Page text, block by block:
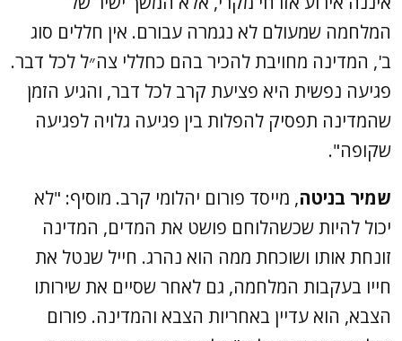
המלחמה שמעולם לא נגמרה עבורם. אין חללים סוג
ב', המדינה מחויבת להכיר בהם כחללי צה״ל לכל דבר.
פגיעה נפשית היא פציעת קרב לכל דבר, והגיע הזמן
שהמדינה תפסיק להפלות בין פגיעה גלויה לפגיעה
שקופה".
שמיר בניטה, מייסד פורום יהלומי קרב. מוסיף: "לא
יכול להיות שכשהלוחם פושט את המדים, המדינה
זונחת אותו ושוכחת ממה הוא נהרג. חייל שנטל את
חייו בעקבות המלחמה, גם לאחר שסיים את שירותו
הצבא, הוא עדיין באחריות הצבא והמדינה. פורום